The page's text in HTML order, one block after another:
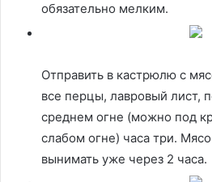
обязательно мелким.
Отправить в кастрюлю с
все перцы, лавровый лист,
среднем огне (можно под
слабом огне) часа три.
вынимать уже через 2 часа.